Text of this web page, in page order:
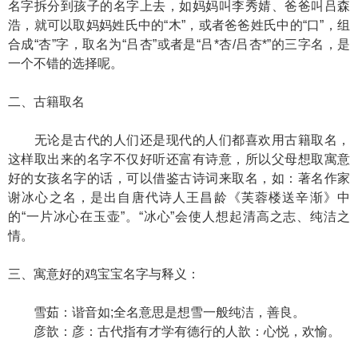
名字拆分到孩子的名字上去，如妈妈叫李秀婧、爸爸叫吕森
浩，就可以取妈妈姓氏中的“木”，或者爸爸姓氏中的“口”，组
合成“杏”字，取名为“吕杏”或者是“吕*杏/吕杏*”的三字名，是
一个不错的选择呢。
二、古籍取名
无论是古代的人们还是现代的人们都喜欢用古籍取名，
这样取出来的名字不仅好听还富有诗意，所以父母想取寓意
好的女孩名字的话，可以借鉴古诗词来取名，如：著名作家
谢冰心之名，是出自唐代诗人王昌龄《芙蓉楼送辛渐》中
的“一片冰心在玉壶”。“冰心”会使人想起清高之志、纯洁之
情。
三、寓意好的鸡宝宝名字与释义：
雪茹：谐音如;全名意思是想雪一般纯洁，善良。
彦歆：彦：古代指有才学有德行的人歆：心悦，欢愉。